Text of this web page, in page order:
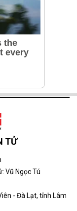
TỬ
Vũ Ngọc Tú
- Đà Lạt, tỉnh Lâm